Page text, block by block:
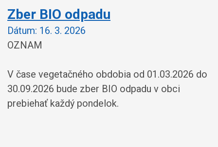
Zber BIO odpadu
Dátum: 16. 3. 2026
OZNAM
V čase vegetačného obdobia od 01.03.2026 do
30.09.2026 bude zber BIO odpadu v obci
prebiehať každý pondelok.